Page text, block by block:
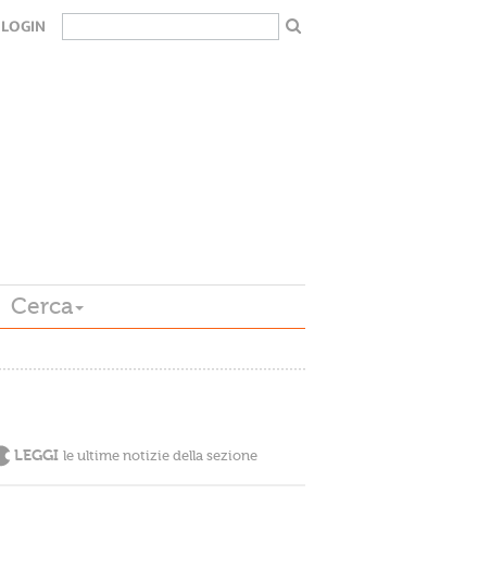
LOGIN
Cerca
LEGGI le ultime notizie della sezione